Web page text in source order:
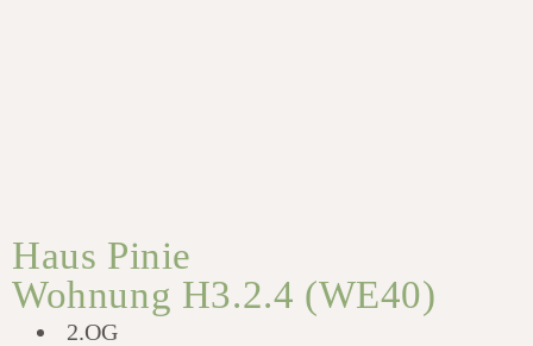
Haus Pinie
Wohnung H3.2.4 (WE40)
2.OG